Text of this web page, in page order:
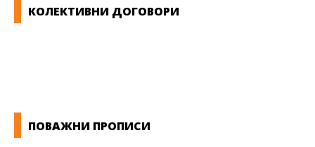
КОЛЕКТИВНИ ДОГОВОРИ
ПОВАЖНИ ПРОПИСИ